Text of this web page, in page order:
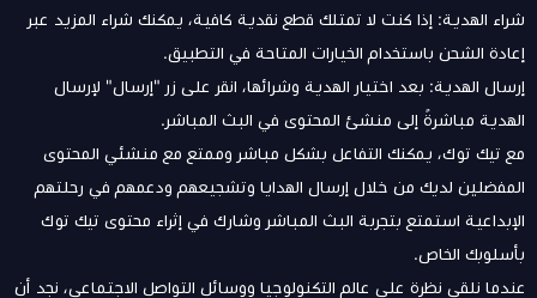
شراء الهدية: إذا كنت لا تمتلك قطع نقدية كافية، يمكنك شراء المزيد عبر
إعادة الشحن باستخدام الخيارات المتاحة في التطبيق.
إرسال الهدية: بعد اختيار الهدية وشرائها، انقر على زر "إرسال" لإرسال
الهدية مباشرةً إلى منشئ المحتوى في البث المباشر.
مع تيك توك، يمكنك التفاعل بشكل مباشر وممتع مع منشئي المحتوى
المفضلين لديك من خلال إرسال الهدايا وتشجيعهم ودعمهم في رحلتهم
الإبداعية استمتع بتجربة البث المباشر وشارك في إثراء محتوى تيك توك
بأسلوبك الخاص.
عندما نلقي نظرة على عالم التكنولوجيا ووسائل التواصل الاجتماعي، نجد أن